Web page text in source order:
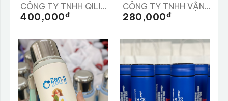
CÔNG TY TNHH QILII, CÔNG Y TNHH SX TM VÀ DV XYTASO
400,000Đ
CÔNG TY TNHH VẬN TẢI VÀ XÂY DỰNG TRÀ MY
280,000Đ